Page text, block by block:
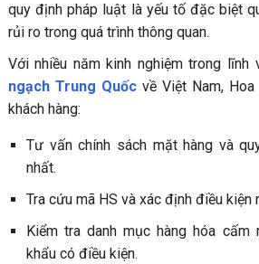
quy định pháp luật là yếu tố đặc biệt
rủi ro trong quá trình thông quan.
Với nhiều năm kinh nghiệm trong lĩnh
ngạch Trung Quốcvề Việt Nam,
khách hàng:
Tư vấn chính sách mặt hàng và
nhất.
Tra cứu mã HS và xác định điều kiện
Kiểm tra danh mục hàng hóa cấm
khẩu có điều kiện.